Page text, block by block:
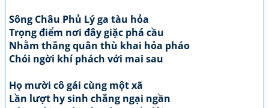
Sông Châu Phủ Lý ga tàu hỏa
Trọng điểm nơi đây giặc phá cầu
Nhằm thẳng quân thù khai hỏa pháo
Chói ngời khí phách với mai sau
Họ mười cô gái cùng một xã
Lần lượt hy sinh chẳng ngại ngần